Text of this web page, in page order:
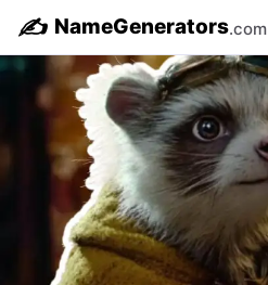
✍️ NameGenerators.com